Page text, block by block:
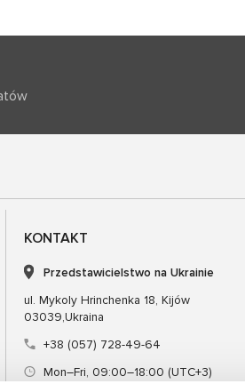
KONTAKT
Przedstawicielstwo na Ukrainie
ul. Mykoly Hrinchenka 18, Kijów
03039,Ukraina
+38 (057) 728-49-64
Mon–Fri, 09:00–18:00 (UTC+3)